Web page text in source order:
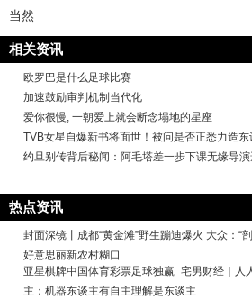
当然
相关资讯
欧罗巴是什么足球比赛
加速鼓励审判机制当代化
爱你很慢, 一朝爱上就会断念塌地的星座
TVB女星自爆新书将面世！被问是否正悉力造
约旦别传背后秘闻：阿毛塔差一步下课无缘导
热点资讯
封面深镜丨成都“黄金滩”野生蹦迪爆火 大众：“
好意思丽新农村糊口
亚星棋牌中国体育彩票足球独赢_宅男财经｜人
主：机器东谈主有自主理解是东谈主